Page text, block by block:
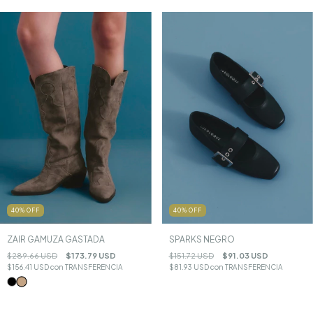
40% OFF
ZAIR GAMUZA GASTADA
$289.66 USD $173.79 USD
$156.41 USDcon TRANSFERENCIA
40% OFF
SPARKS NEGRO
$151.72 USD $91.03 USD
$81.93 USDcon TRANSFERENCIA